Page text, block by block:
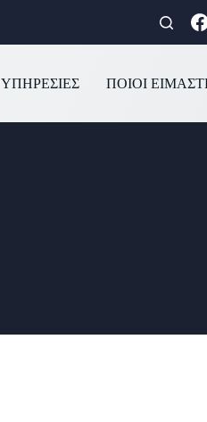
ΥΠΗΡΕΣΙΕΣ ΠΟΙΟΙ